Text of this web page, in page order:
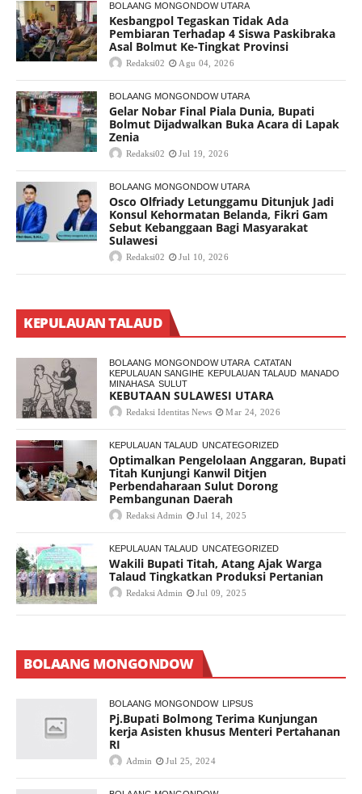
BOLAANG MONGONDOW UTARA
Kesbangpol Tegaskan Tidak Ada
Pembiaran Terhadap 4 Siswa Paskibraka
Asal Bolmut Ke-Tingkat Provinsi
Redaksi02 Agu 04, 2026
BOLAANG MONGONDOW UTARA
Gelar Nobar Final Piala Dunia, Bupati
Bolmut Dijadwalkan Buka Acara di Lapak
Zenia
Redaksi02 Jul 19, 2026
BOLAANG MONGONDOW UTARA
Osco Olfriady Letunggamu Ditunjuk Jadi
Konsul Kehormatan Belanda, Fikri Gam
Sebut Kebanggaan Bagi Masyarakat
Sulawesi
Redaksi02 Jul 10, 2026
KEPULAUAN TALAUD
BOLAANG MONGONDOW UTARA CATATAN
KEPULAUAN SANGIHE KEPULAUAN TALAUD MANADO
MINAHASA SULUT
KEBUTAAN SULAWESI UTARA
Redaksi Identitas News Mar 24, 2026
KEPULAUAN TALAUD UNCATEGORIZED
Optimalkan Pengelolaan Anggaran, Bupati
Titah Kunjungi Kanwil Ditjen
Perbendaharaan Sulut Dorong
Pembangunan Daerah
Redaksi Admin Jul 14, 2025
KEPULAUAN TALAUD UNCATEGORIZED
Wakili Bupati Titah, Atang Ajak Warga
Talaud Tingkatkan Produksi Pertanian
Redaksi Admin Jul 09, 2025
BOLAANG MONGONDOW
BOLAANG MONGONDOW LIPSUS
Pj.Bupati Bolmong Terima Kunjungan
kerja Asisten khusus Menteri Pertahanan
RI
Admin Jul 25, 2024